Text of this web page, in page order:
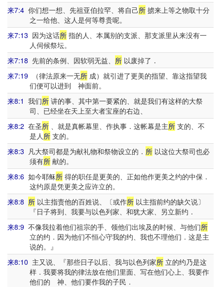
来7:4 你们想一想、先祖亚伯拉罕、将自己所 掳来上等之物取十分
之一给他、这人是何等尊贵呢。
来7:13 因为这话所 指的人、本属别的支派、那支派里从来没有一
人伺候祭坛。
来7:18 先前的条例、因软弱无益、 所 以废掉了．
来7:19 （律法原来一无所 成）就引进了更美的指望、靠这指望我
们便可以进到 神面前。
来8:1 我们所 讲的事、其中第一要紧的、就是我们有这样的大祭
司、已经坐在天上至大者宝座的右边、
来8:2 在圣所 、就是真帐幕里、作执事．这帐幕是主所 支的、不
是人所支的。
来8:3 凡大祭司都是为献礼物和祭物设立的． 所 以这位大祭司也必
须有所献的。
来8:6 如今耶稣所 得的职任是更美的、正如他作更美之约的中保．
这约原是凭更美之应许立的。
来8:8 所 以主指责他的百姓说、〔或作所 以主指前约的缺欠说〕
『日子将到、我要与以色列家、和犹大家、另立新约．
来8:9 不像我拉着他们祖宗的手、领他们出埃及的时候、与他们所
立的约．因为他们不恒心守我的约、我也不理他们．这是主
说的。』
来8:10 主又说、『那些日子以后、我与以色列家所 立的约乃是这
样．我要将我的律法放在他们里面、写在他们心上、我要作
他们的 神、他们要作我的子民．